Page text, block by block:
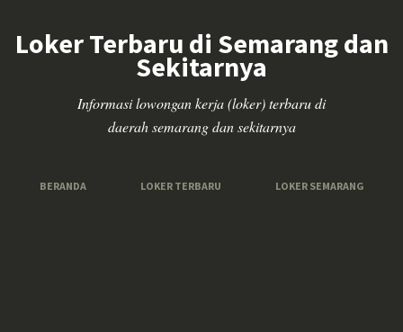
Loker Terbaru di Semarang dan
Sekitarnya
Informasi lowongan kerja (loker) terbaru di
daerah semarang dan sekitarnya
BERANDA LOKER TERBARU LOKER SEMARANG